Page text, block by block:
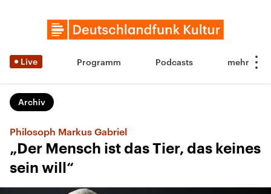
Live Programm Podcasts
Archiv
Philosoph Markus Gabriel
„Der Mensch ist das Tier, das keines
sein will“